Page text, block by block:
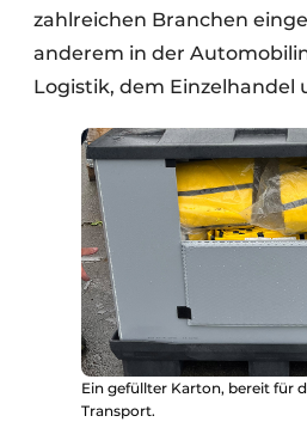
zahlreichen Branchen
anderem in der
Logistik, dem Einzelhandel
Ein gefüllter Karton, bereit für
Transport.